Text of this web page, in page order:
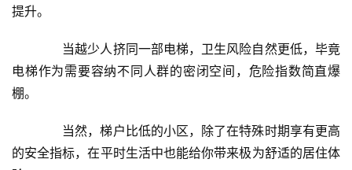
页
资
提升。
当越少人挤同一部电梯，卫生风险自然更低，毕竟
电梯作为需要容纳不同人群的密闭空间，危险指数简直爆
棚。
当然，梯户比低的小区，除了在特殊时期享有更高
的安全指标，在平时生活中也能给你带来极为舒适的居住体